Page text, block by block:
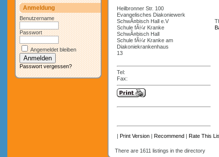
Anmeldung
Benutzername
Passwort
Angemeldet bleiben
Passwort vergessen?
Heilbronner Str. 100
Evangelisches Diakoniewerk
SchwÃ¤bisch Hall e.V
Schule fÃ¼r Kranke
SchwÃ¤bisch Hall
Schule fÃ¼r Kranke am
Diakoniekrankenhaus
13
Tel:
Fax:
| Print Version | Recommend | Rate This
There are 1611 listings in the directory